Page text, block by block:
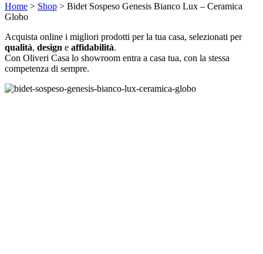
Home > Shop > Bidet Sospeso Genesis Bianco Lux – Ceramica
Globo
Acquista online i migliori prodotti per la tua casa, selezionati per
qualità, design e affidabilità.
Con Oliveri Casa lo showroom entra a casa tua, con la stessa
competenza di sempre.